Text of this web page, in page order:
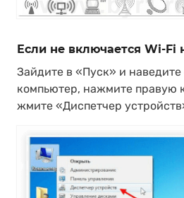
Если не включается Wi-Fi
Зайдите в «Пуск» и наведите
компьютер, нажмите правую
жмите «Диспетчер